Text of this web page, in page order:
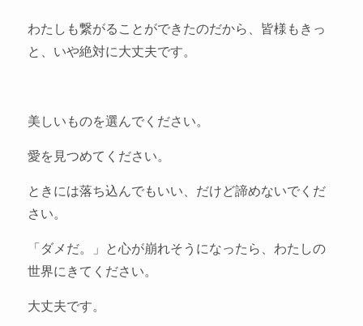
わたしも繋がることができたのだから、皆様もきっ
と、いや絶対に大丈夫です。
美しいものを選んでください。
愛を見つめてください。
ときには落ち込んでもいい、だけど諦めないでくだ
さい。
「ダメだ。」と心が崩れそうになったら、わたしの
世界にきてください。
大丈夫です。